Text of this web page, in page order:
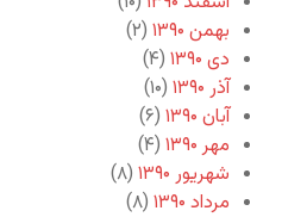
بهمن ۱۳۹۰
(۲)
دی ۱۳۹۰
(۴)
آذر ۱۳۹۰
(۱۰)
آبان ۱۳۹۰
(۶)
مهر ۱۳۹۰
(۴)
شهریور ۱۳۹۰
(۸)
مرداد ۱۳۹۰
(۸)